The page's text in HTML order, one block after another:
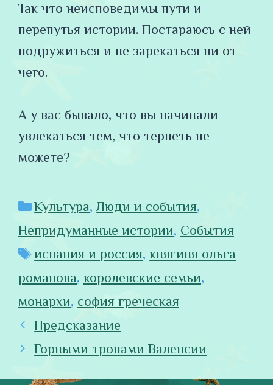
Так что неисповедимы пути и
перепутья истории. Постараюсь с ней
подружиться и не зарекаться ни от
чего.
А у вас бывало, что вы начинали
увлекаться тем, что терпеть не
можете?
Рубрики
Культура, Люди и события,
Непридуманные истории, События
Метки
испания и россия,княгиня ольга
романова, королевские семьи,
монархи, софия греческая
Предсказание
Горными тропами Валенсии